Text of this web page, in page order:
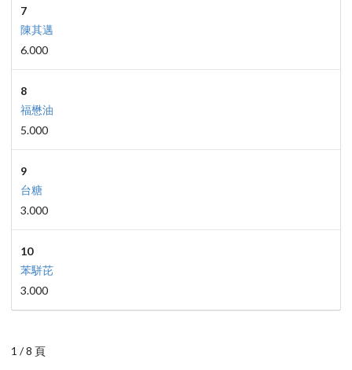
7
陳其邁
6.000
8
福懋油
5.000
9
台糖
3.000
10
苯駢芘
3.000
1 / 8 頁